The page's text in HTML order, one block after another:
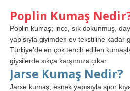
Poplin Kumaş
Poplin kumaş; ince, sık dokunmuş,
yapısıyla giyimden ev tekstiline kadar
Türkiye’de en çok tercih edilen
giysilerde sıkça karşımıza çıkar.
Jarse Kumaş Nedir?
Jarse kumaş, esnek yapısıyla spor